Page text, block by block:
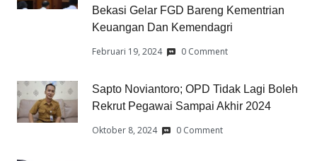
Bekasi Gelar FGD Bareng Kementrian
Keuangan Dan Kemendagri
Februari 19, 2024 0 Comment
Sapto Noviantoro; OPD Tidak Lagi Boleh
Rekrut Pegawai Sampai Akhir 2024
Oktober 8, 2024 0 Comment